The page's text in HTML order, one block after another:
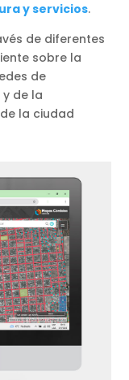
y servicios.
de diferentes
sobre la
de
de la
la ciudad